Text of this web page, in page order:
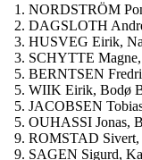
1. NORDSTRÖM
2. DAGSLOTH
3. HUSVEG Eirik,
3. SCHYTTE
5. BERNTSEN
5. WIIK Eirik, Bodø
5. JACOBSEN
5. OUHASSI Jonas,
9. ROMSTAD
9. SAGEN Sigurd,